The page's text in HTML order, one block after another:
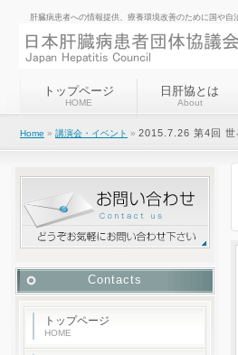
肝臓病患者への情報提供、療養環境改善のために国や自
トップページ
HOME
日肝協とは
About
Home » 講演会・イベント » 2015.7.26 第4回 世
Contacts
トップページ
HOME